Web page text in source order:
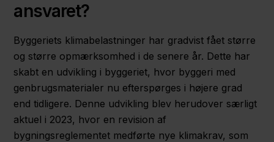
ansvaret?
Byggeriets klimabelastninger har gradvist fået større
og større opmærksomhed i de senere år. Dette har
skabt en udvikling i byggeriet, hvor byggeri med
genbrugsmaterialer nu efterspørges i højere grad
end tidligere. Denne udvikling blev herudover særligt
aktuel i 2023, hvor en revision af
bygningsreglementet medførte nye klimakrav, som